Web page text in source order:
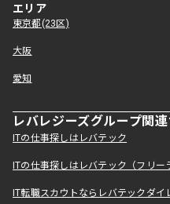
エリア
東京都(23区)
大阪
愛知
レバレジーズグループ関
ITの仕事探しはレバテック
ITの仕事探しはレバテック（フリー
IT転職スカウトならレバテックダイ